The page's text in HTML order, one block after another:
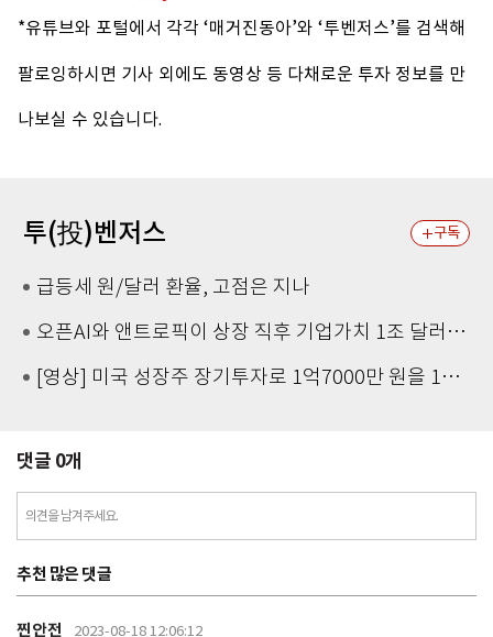
*유튜브와 포털에서 각각 ‘매거진동아’와 ‘투벤저스’를 검색해
팔로잉하시면 기사 외에도 동영상 등 다채로운 투자 정보를 만
나보실 수 있습니다.
투(投)벤저스 구독
급등세 원/달러 환율, 고점은 지나
오픈AI와 앤트로픽이 상장 직후 기업가치 1조 달러 달성할 수 있는 이유
[영상] 미국 성장주 장기투자로 1억7000만 원을 12억 원으로 불린 85년생 전직 공무원
댓글 0개
의견을 남겨주세요.
추천 많은 댓글
찐안전 2023-08-18 12:06:12